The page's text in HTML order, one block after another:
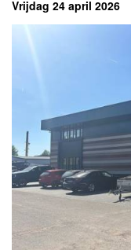
Vrijdag 24 april 2026